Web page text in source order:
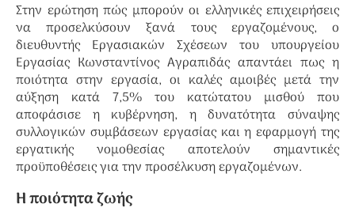
Στην ερώτηση πώς μπορούν οι ελληνικές επιχειρήσεις
να προσελκύσουν ξανά τους εργαζομένους, ο
διευθυντής Εργασιακών Σχέσεων του υπουργείου
Εργασίας Κωνσταντίνος Αγραπιδάς απαντάει πως η
ποιότητα στην εργασία, οι καλές αμοιβές μετά την
αύξηση κατά 7,5% του κατώτατου μισθού που
αποφάσισε η κυβέρνηση, η δυνατότητα σύναψης
συλλογικών συμβάσεων εργασίας και η εφαρμογή της
εργατικής νομοθεσίας αποτελούν σημαντικές
προϋποθέσεις για την προσέλκυση εργαζομένων.
Η ποιότητα ζωής